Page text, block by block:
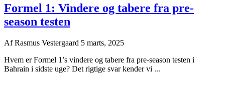
Formel 1: Vindere og tabere fra pre-
season testen
AfRasmus Vestergaard 5 marts, 2025
Hvem er Formel 1’s vindere og tabere fra pre-season testen i
Bahrain i sidste uge? Det rigtige svar kender vi ...